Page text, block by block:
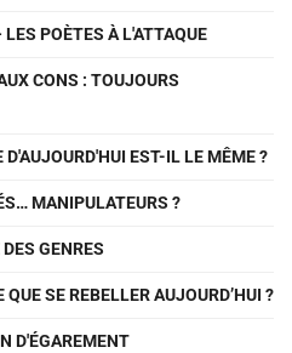
POÈTES À L'ATTAQUE
CONS : TOUJOURS
EST-IL LE MÊME ?
MANIPULATEURS ?
GENRES
SE REBELLER AUJOURD’HUI ?
D'ÉGAREMENT